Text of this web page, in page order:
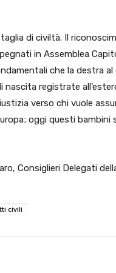
di civiltà. Il
in Assemblea
che la destra
registrate
verso chi vuole
oggi questi
Consiglieri Delegati
civili